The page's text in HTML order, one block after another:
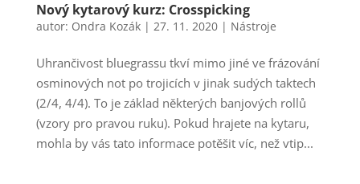
Nový kytarový kurz: Crosspicking
autor: Ondra Kozák| 27. 11. 2020| Nástroje
Uhrančivost bluegrassu tkví mimo jiné ve frázování
osminových not po trojicích v jinak sudých taktech
(2/4, 4/4). To je základ některých banjových rollů
(vzory pro pravou ruku). Pokud hrajete na kytaru,
mohla by vás tato informace potěšit víc, než vtip...